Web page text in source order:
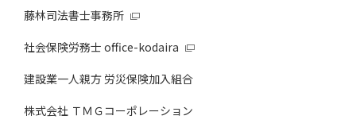
藤林司法書士事務所
社会保険労務士 office-kodaira
建設業一人親方 労災保険加入組合
株式会社 ＴＭＧコーポレーション